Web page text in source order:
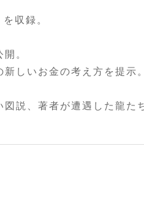
収録。
。
しいお金の考え方を提示
説、著者が遭遇した龍た